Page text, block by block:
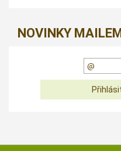
NOVINKY